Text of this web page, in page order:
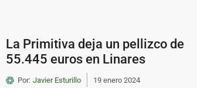
La Primitiva deja un pellizco de
55.445 euros en Linares
Por: Javier Esturillo 19 enero 2024